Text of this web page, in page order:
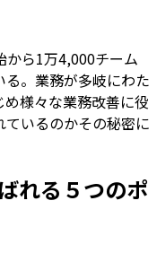
から1万4,000チーム
。業務が多岐にわた
様々な業務改善に役
いるのかその秘密に
れる５つのポ